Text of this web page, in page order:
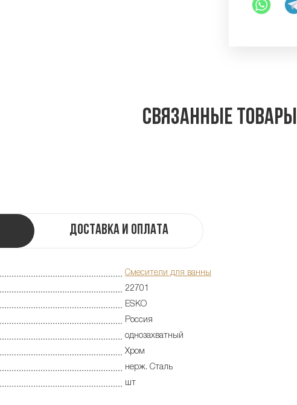
Связанные товары
Доставка и оплата
Смесители для ванны
22701
ESKO
Россия
однозахватный
Хром
нерж. Сталь
шт